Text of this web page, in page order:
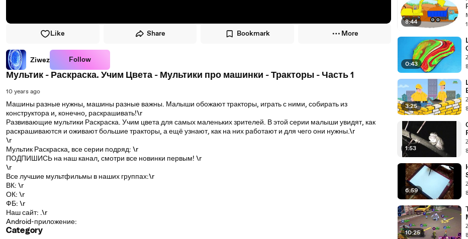
Like Share Bookmark More
Ziwez Follow
Мультик - Раскраска. Учим Цвета - Мультики про машинки - Тракторы - Часть 1
10 years ago
Машины разные нужны, машины разные важны. Малыши обожают тракторы, играть с ними, собирать из
конструктора и, конечно, раскрашивать!\r
Развивающие мультики Раскраска. Учим цвета для самых маленьких зрителей. В этой серии малыши увидят, как
раскрашиваются и оживают большие тракторы, а ещё узнают, как на них работают и для чего они нужны.\r
\r
Мультик Раскраска, все серии подряд: \r
ПОДПИШИСЬ на наш канал, смотри все новинки первым! \r
\r
Все лучшие мультфильмы в наших группах:\r
ВК: \r
ОК: \r
ФБ: \r
Наш сайт: .\r
Android-приложение:
Category
8:44
0:43
3:25
1:53
6:59
10:25